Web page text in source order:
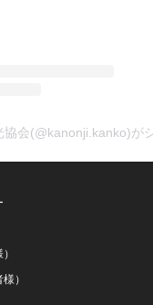
協会(@kanonji.kanko)が
）